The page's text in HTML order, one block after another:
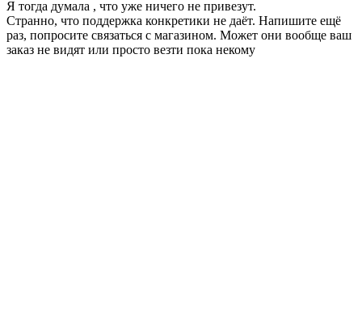
Я тогда думала , что уже ничего не привезут.
Странно, что поддержка конкретики не даёт. Напишите ещё
раз, попросите связаться с магазином. Может они вообще ваш
заказ не видят или просто везти пока некому